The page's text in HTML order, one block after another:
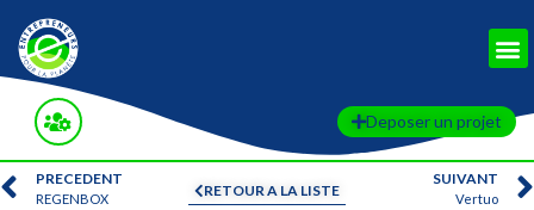
Deposer un projet
RETOUR A LA LISTE
PRECEDENT
REGENBOX
SUIVANT
Vertuo